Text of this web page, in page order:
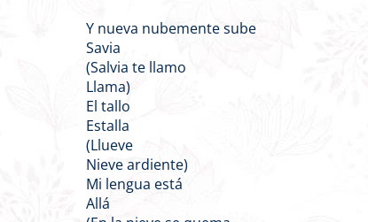
Y nueva nubemente sube
Savia
(Salvia te llamo
Llama)
El tallo
Estalla
(Llueve
Nieve ardiente)
Mi lengua está
Allá